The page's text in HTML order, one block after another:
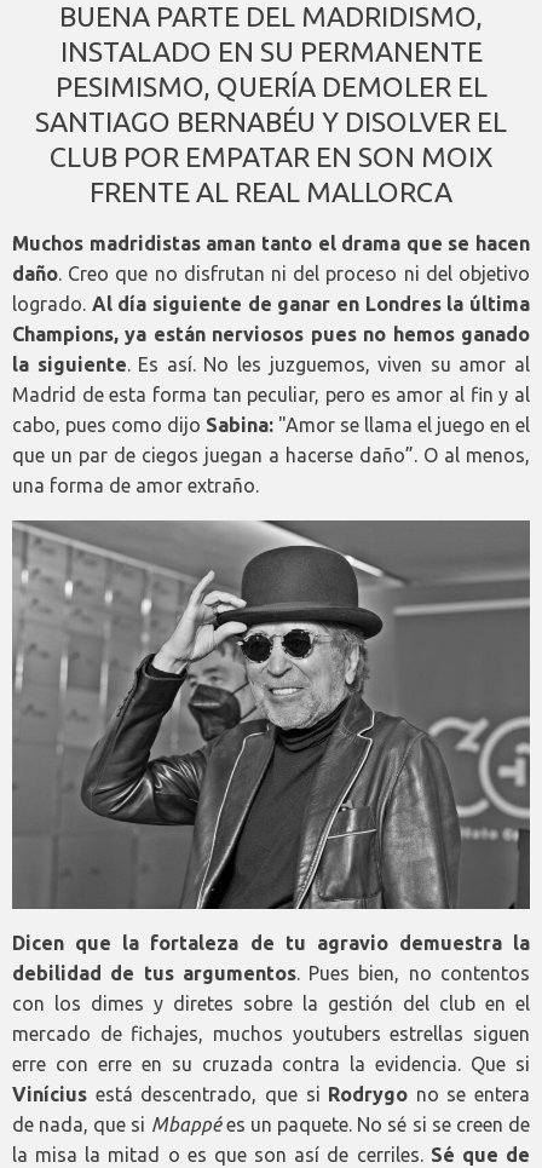
BUENA PARTE DEL MADRIDISMO,
INSTALADO EN SU PERMANENTE
PESIMISMO, QUERÍA DEMOLER EL
SANTIAGO BERNABÉU Y DISOLVER EL
CLUB POR EMPATAR EN SON MOIX
FRENTE AL REAL MALLORCA
Muchos madridistas aman tanto el drama que se hacen
daño. Creo que no disfrutan ni del proceso ni del objetivo
logrado. Al día siguiente de ganar en Londres la última
Champions, ya están nerviosos pues no hemos ganado
la siguiente. Es así. No les juzguemos, viven su amor al
Madrid de esta forma tan peculiar, pero es amor al fin y al
cabo, pues como dijo Sabina: "Amor se llama el juego en el
que un par de ciegos juegan a hacerse daño”. O al menos,
una forma de amor extraño.
Dicen que la fortaleza de tu agravio demuestra la
debilidad de tus argumentos. Pues bien, no contentos
con los dimes y diretes sobre la gestión del club en el
mercado de fichajes, muchos youtubers estrellas siguen
erre con erre en su cruzada contra la evidencia. Que si
Vinícius está descentrado, que si Rodrygo no se entera
de nada, que si Mbappées un paquete. No sé si se creen de
la misa la mitad o es que son así de cerriles.Sé que de